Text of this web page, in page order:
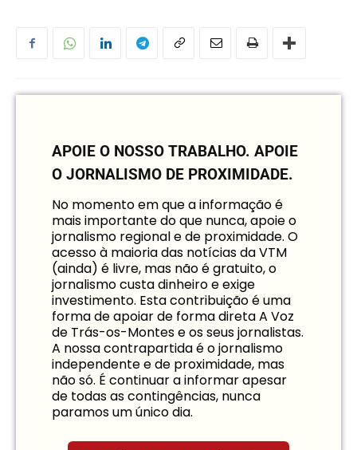
APOIE O NOSSO TRABALHO. APOIE
O JORNALISMO DE PROXIMIDADE.
No momento em que a informação é
mais importante do que nunca, apoie o
jornalismo regional e de proximidade. O
acesso à maioria das notícias da VTM
(ainda) é livre, mas não é gratuito, o
jornalismo custa dinheiro e exige
investimento. Esta contribuição é uma
forma de apoiar de forma direta A Voz
de Trás-os-Montes e os seus jornalistas.
A nossa contrapartida é o jornalismo
independente e de proximidade, mas
não só. É continuar a informar apesar
de todas as contingências, nunca
paramos um único dia.